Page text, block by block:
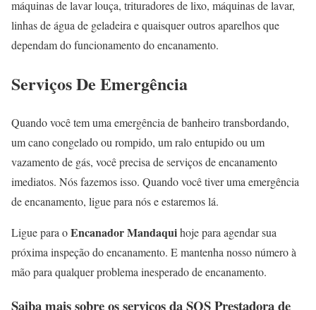
máquinas de lavar louça, trituradores de lixo, máquinas de lavar,
linhas de água de geladeira e quaisquer outros aparelhos que
dependam do funcionamento do encanamento.
Serviços De Emergência
Quando você tem uma emergência de banheiro transbordando,
um cano congelado ou rompido, um ralo entupido ou um
vazamento de gás, você precisa de serviços de encanamento
imediatos. Nós fazemos isso. Quando você tiver uma emergência
de encanamento, ligue para nós e estaremos lá.
Ligue para oEncanador Mandaquihoje para agendar sua
próxima inspeção do encanamento. E mantenha nosso número à
mão para qualquer problema inesperado de encanamento.
Saiba mais sobre os serviços da SOS Prestadora de